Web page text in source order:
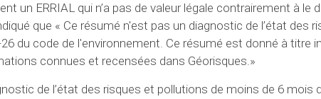
un ERRIAL qui n’a pas de valeur légale contrairement à le
que « Ce résumé n'est pas un diagnostic de l’état des
du code de l'environnement. Ce résumé est donné à titre
connues et recensées dans Géorisques.»
de l’état des risques et pollutions de moins de 6 mois